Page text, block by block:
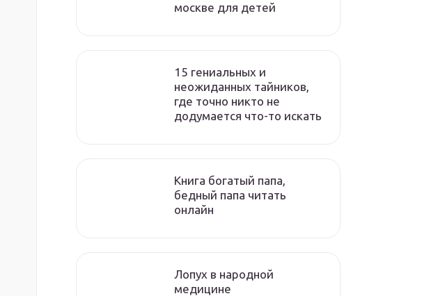
москве для детей
15 гениальных и
неожиданных тайников,
где точно никто не
додумается что-то искать
Книга богатый папа,
бедный папа читать
онлайн
Лопух в народной
медицине